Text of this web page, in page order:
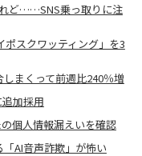
ど……SNS乗っ取りに注
スクワッティング」を3
まくって前週比240％増
加採用
個人情報漏えいを確認
AI音声詐欺」が怖い